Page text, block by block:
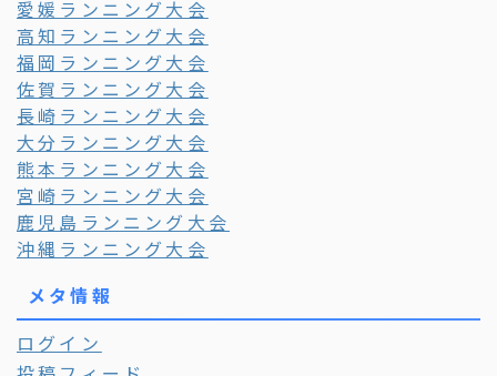
愛媛ランニング大会
高知ランニング大会
福岡ランニング大会
佐賀ランニング大会
長崎ランニング大会
大分ランニング大会
熊本ランニング大会
宮崎ランニング大会
鹿児島ランニング大会
沖縄ランニング大会
メタ情報
ログイン